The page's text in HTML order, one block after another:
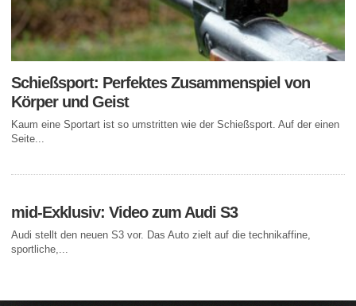
Schießsport: Perfektes Zusammenspiel von
Körper und Geist
Kaum eine Sportart ist so umstritten wie der Schießsport. Auf der einen
Seite...
mid-Exklusiv: Video zum Audi S3
Audi stellt den neuen S3 vor. Das Auto zielt auf die technikaffine,
sportliche,...